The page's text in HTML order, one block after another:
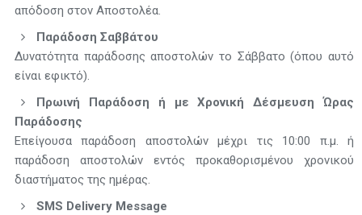
απόδοση στον Αποστολέα.
Παράδοση Σαββάτου
Δυνατότητα παράδοσης αποστολών το Σάββατο (όπου αυτό
είναι εφικτό).
Πρωινή Παράδοση ή με Χρονική Δέσμευση Ώρας
Παράδοσης
Επείγουσα παράδοση αποστολών μέχρι τις 10:00 π.μ. ή
παράδοση αποστολών εντός προκαθορισμένου χρονικού
διαστήματος της ημέρας.
SMS Delivery Message